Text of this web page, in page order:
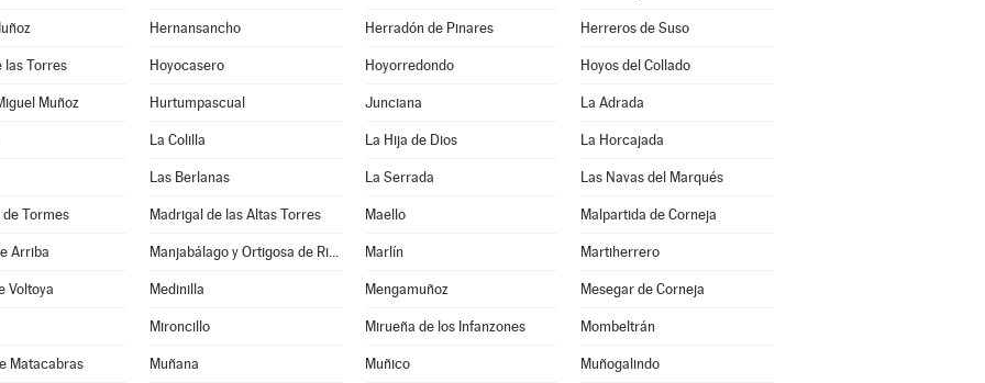
Hernansancho Herradón de Pinares Herreros de Suso
las Torres Hoyocasero Hoyorredondo Hoyos del Collado
Muñoz Hurtumpascual Junciana La Adrada
La Colilla La Hija de Dios La Horcajada
Las Berlanas La Serrada Las Navas del Marqués
de Tormes Madrigal de las Altas Torres Maello Malpartida de Corneja
Arriba Manjabálago y Ortigosa de Rioalmar Marlín Martiherrero
Voltoya Medinilla Mengamuñoz Mesegar de Corneja
Mironcillo Mirueña de los Infanzones Mombeltrán
Matacabras Muñana Muñico Muñogalindo